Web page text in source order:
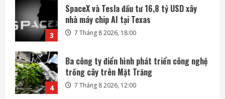
4
Ba công ty điển hình phát triển công nghệ
trồng cây trên Mặt Trăng
7 Tháng 8 2026, 12:00
5
Meta ra mắt tác nhân AI lập trình, cạnh
tranh với Anthropic và OpenAI
7 Tháng 8 2026, 08:18